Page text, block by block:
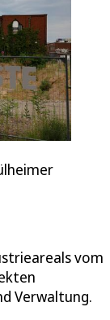
vom
Verwaltung.